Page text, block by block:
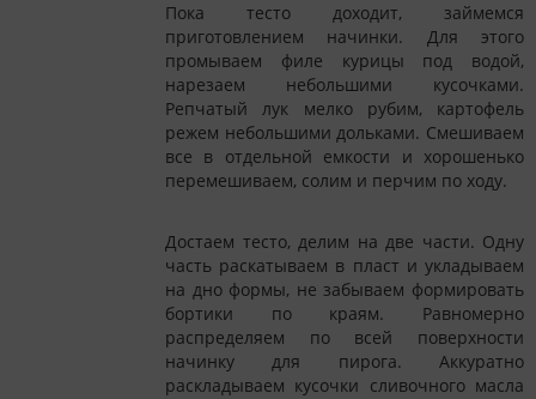
Пока тесто доходит, займемся
приготовлением начинки. Для этого
промываем филе курицы под водой,
нарезаем небольшими кусочками.
Репчатый лук мелко рубим, картофель
режем небольшими дольками. Смешиваем
все в отдельной емкости и хорошенько
перемешиваем, солим и перчим по ходу.
Достаем тесто, делим на две части. Одну
часть раскатываем в пласт и укладываем
на дно формы, не забываем формировать
бортики по краям. Равномерно
распределяем по всей поверхности
начинку для пирога. Аккуратно
раскладываем кусочки сливочного масла